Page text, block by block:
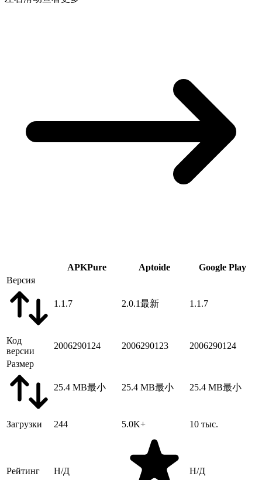
APKPure Aptoide
Google Play
Версия
1.1.7 2.0.1最新 1.1.7
Код
версии
2006290124 2006290123
2006290124
Размер
25.4 MB最小 25.4 MB最小 25.4 MB最小
Загрузки 244 5.0K+ 10 тыс.
Рейтинг Н/Д Н/Д